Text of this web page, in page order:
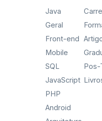
Java
Geral
Front-end
Mobile
SQL
JavaScript
PHP
Android
Pos-